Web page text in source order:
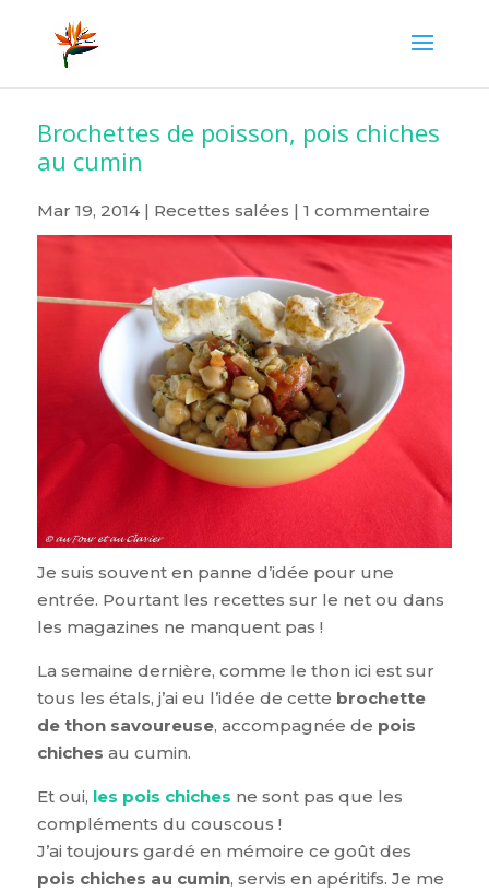
Brochettes de poisson, pois chiches
au cumin
Mar 19, 2014| Recettes salées | 1 commentaire
Je suis souvent en panne d’idée pour une
entrée. Pourtant les recettes sur le net ou dans
les magazines ne manquent pas !
La semaine dernière, comme le thon ici est sur
tous les étals, j’ai eu l’idée de cette brochette
de thon savoureuse, accompagnée de pois
chiches au cumin.
Et oui, les pois chiches ne sont pas que les
compléments du couscous !
J’ai toujours gardé en mémoire ce goût des
pois chiches au cumin, servis en apéritifs. Je me